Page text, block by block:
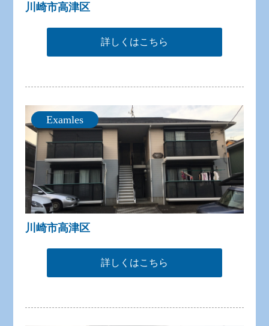
川崎市高津区
詳しくはこちら
Examles
川崎市高津区
詳しくはこちら